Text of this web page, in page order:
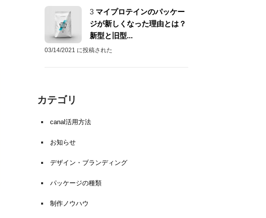
3 マイプロテインのパッケー
ジが新しくなった理由とは？
新型と旧型...
03/14/2021 に投稿された
カテゴリ
canal活用方法
お知らせ
デザイン・ブランディング
パッケージの種類
制作ノウハウ